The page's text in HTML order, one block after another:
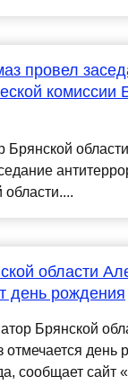
провел
комиссии
Брянской
области
день рождения
Брянской
отмечается день
сообщает сайт